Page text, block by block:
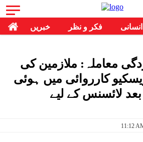
خبریں فکر و نظر
معاملہ: ملازمین کی
کارروائی میں ہوئی
بعد لائسنس کے لیے